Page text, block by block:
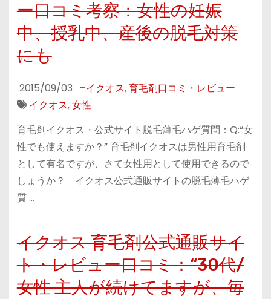
ー口コミ考察：女性の妊娠
中、授乳中、産後の脱毛対策
にも
2015/09/03 –イクオス,育毛剤口コミ・レビュー
イクオス,女性
育毛剤イクオス・公式サイト脱毛薄毛ハゲ質問：Q:“女
性でも使えますか？” 育毛剤イクオスは男性用育毛剤
として有名ですが、さて女性用として使用できるので
しょうか？ イクオス公式通販サイトの脱毛薄毛ハゲ
質 …
イクオス 育毛剤公式通販サイ
ト・レビュー口コミ：“30代/
女性 主人が続けてますが、毎